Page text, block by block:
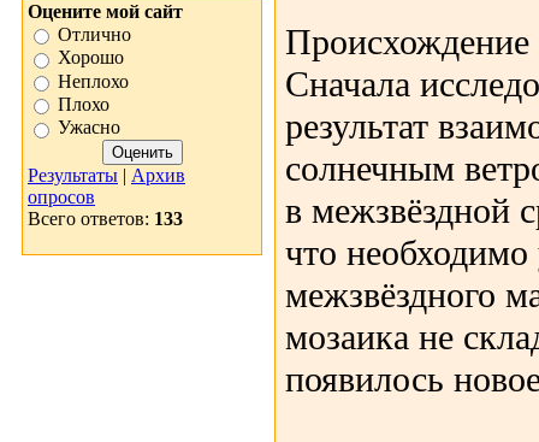
Оцените мой сайт
Отлично
Хорошо
Неплохо
Плохо
Ужасно
Результаты | Архив
опросов
Всего ответов: 133
Сначала
результат
солнечным
в межзвёздной
что необходимо
межзвёздного
мозаика не
появилось